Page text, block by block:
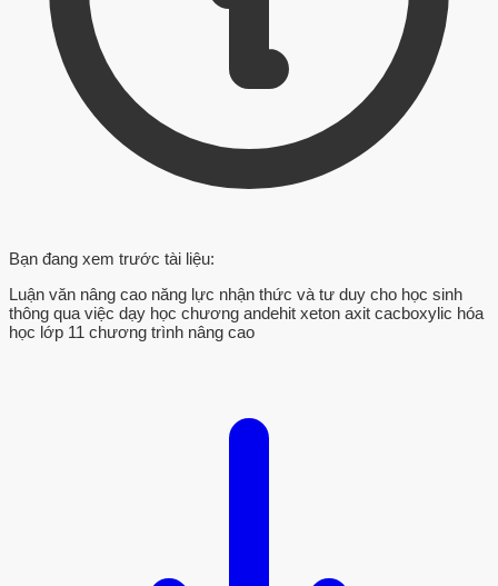
Bạn đang xem trước tài liệu:
Luận văn nâng cao năng lực nhận thức và tư duy cho học sinh
thông qua việc dạy học chương andehit xeton axit cacboxylic hóa
học lớp 11 chương trình nâng cao